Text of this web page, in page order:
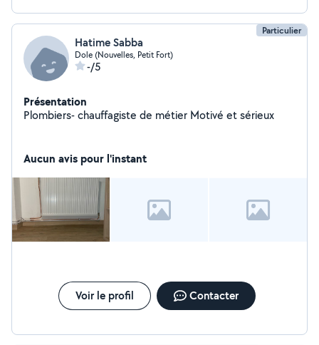
Particulier
Hatime Sabba
Dole (Nouvelles, Petit Fort)
-/5
Présentation
Plombiers- chauffagiste de métier Motivé et sérieux
Aucun avis pour l'instant
Voir le profil Contacter